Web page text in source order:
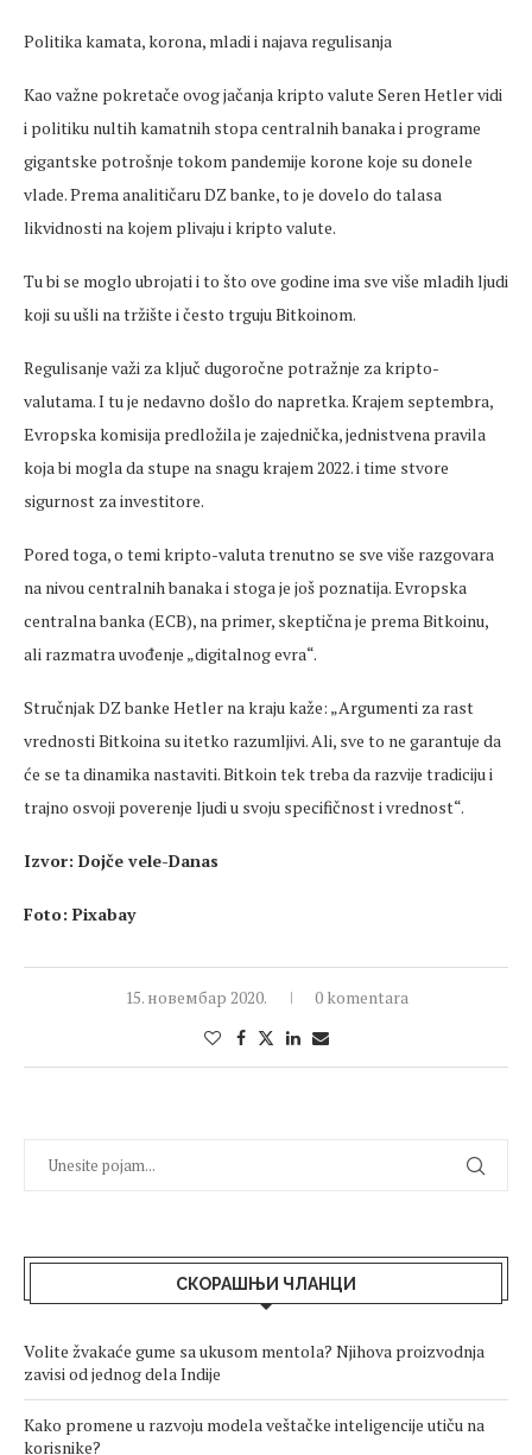
Politika kamata, korona, mladi i najava regulisanja
Kao važne pokretače ovog jačanja kripto valute Seren Hetler vidi
i politiku nultih kamatnih stopa centralnih banaka i programe
gigantske potrošnje tokom pandemije korone koje su donele
vlade. Prema analitičaru DZ banke, to je dovelo do talasa
likvidnosti na kojem plivaju i kripto valute.
Tu bi se moglo ubrojati i to što ove godine ima sve više mladih ljudi
koji su ušli na tržište i često trguju Bitkoinom.
Regulisanje važi za ključ dugoročne potražnje za kripto-
valutama. I tu je nedavno došlo do napretka. Krajem septembra,
Evropska komisija predložila je zajednička, jednistvena pravila
koja bi mogla da stupe na snagu krajem 2022. i time stvore
sigurnost za investitore.
Pored toga, o temi kripto-valuta trenutno se sve više razgovara
na nivou centralnih banaka i stoga je još poznatija. Evropska
centralna banka (ECB), na primer, skeptična je prema Bitkoinu,
ali razmatra uvođenje „digitalnog evra“.
Stručnjak DZ banke Hetler na kraju kaže: „Argumenti za rast
vrednosti Bitkoina su itetko razumljivi. Ali, sve to ne garantuje da
će se ta dinamika nastaviti. Bitkoin tek treba da razvije tradiciju i
trajno osvoji poverenje ljudi u svoju specifičnost i vrednost“.
Izvor: Dojče vele-Danas
Foto: Pixabay
15. новембар 2020. 0 komentara
СКОРАШЊИ ЧЛАНЦИ
Volite žvakaće gume sa ukusom mentola? Njihova proizvodnja
zavisi od jednog dela Indije
Kako promene u razvoju modela veštačke inteligencije utiču na
korisnike?